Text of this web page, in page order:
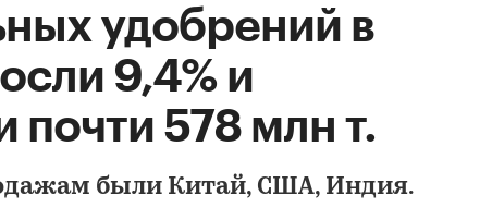
удобрений в
9,4% и
почти 578 млн т.
были Китай, США, Индия.